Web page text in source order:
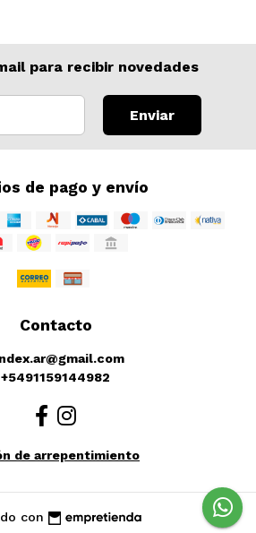
para recibir novedades
Enviar
de pago y envío
Contacto
+5491159144982
de arrepentimiento
con